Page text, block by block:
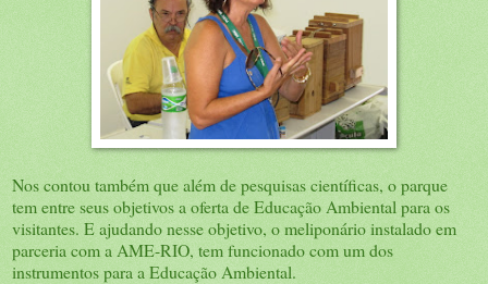
Nos contou também que além de pesquisas científicas, o parque
tem entre seus objetivos a oferta de Educação Ambiental para os
visitantes. E ajudando nesse objetivo, o meliponário instalado em
parceria com a AME-RIO, tem funcionado com um dos
instrumentos para a Educação Ambiental.